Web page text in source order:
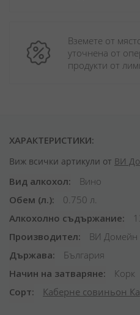
Вземете от
уточнена от
продукти от
ХАРАКТЕРИСТИКИ:
Виж всички артикули от ВИ
Вид алкохол
Вино
Обем (л.)
0.750 л.
Алкохолно съдържание
Производител
ВИ Домейн
Държава
България
Начин на затваряне
Корк
Сорт
Каберне совиньон